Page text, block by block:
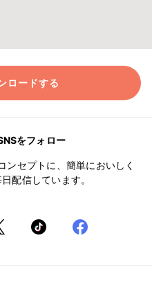
ロードする
をフォロー
ンセプトに、簡単においしく
配信しています。